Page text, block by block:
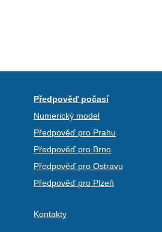
Předpověď počasí
Numerický model
Předpověď pro Prahu
Předpověď pro Brno
Předpověď pro Ostravu
Předpověď pro Plzeň
Kontakty